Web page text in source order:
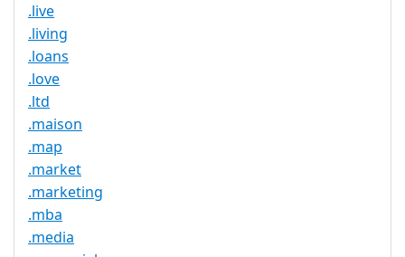
.live
.living
.loans
.love
.ltd
.maison
.map
.market
.marketing
.mba
.media